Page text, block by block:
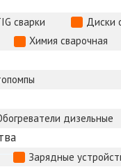
сварки
Диски
Химия сварочная
дизельные
Зарядные